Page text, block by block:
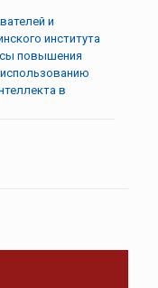
и
института
повышения
в